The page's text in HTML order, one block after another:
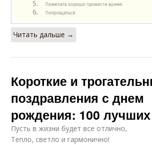
Читать дальше →
Короткие и
поздравления с днем
рождения: 100
Пусть в жизни будет все отлично,
Тепло, светло и гармонично!